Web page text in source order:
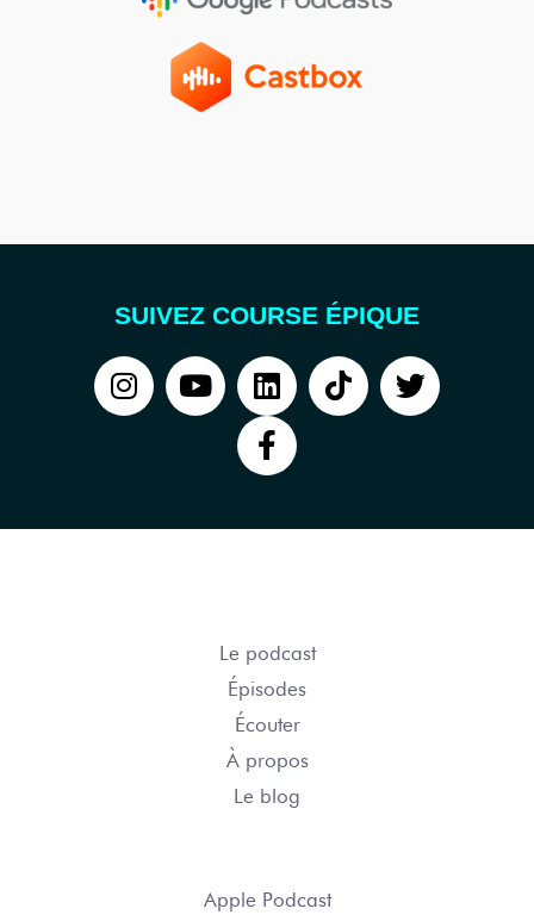
SUIVEZ COURSE ÉPIQUE
Le podcast
Épisodes
Écouter
À propos
Le blog
Apple Podcast